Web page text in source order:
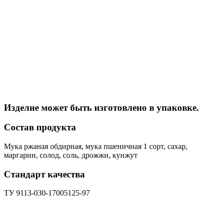
Изделие может быть изготовлено в упаковке.
Состав продукта
Мука ржаная обдирная, мука пшеничная 1 сорт, сахар,
маргарин, солод, соль, дрожжи, кунжут
Стандарт качества
ТУ 9113-030-17005125-97